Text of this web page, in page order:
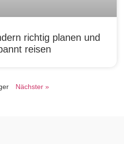
richtig planen und
reisen
Nächster »